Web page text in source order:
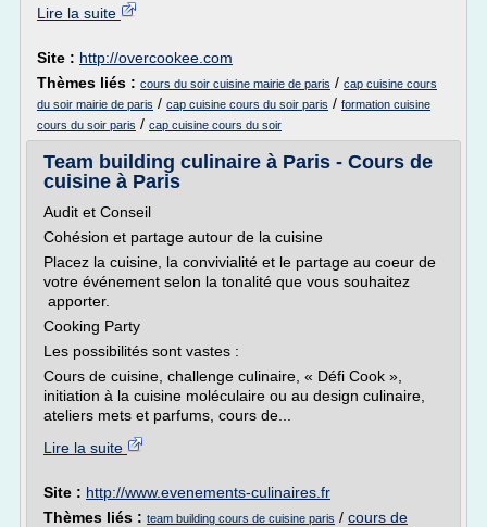
Lire la suite
Site : http://overcookee.com
Thèmes liés : cours du soir cuisine mairie de paris / cap cuisine cours
du soir mairie de paris / cap cuisine cours du soir paris / formation cuisine
cours du soir paris / cap cuisine cours du soir
Team building culinaire à Paris - Cours de
cuisine à Paris
Audit et Conseil
Cohésion et partage autour de la cuisine
Placez la cuisine, la convivialité et le partage au coeur de
votre événement selon la tonalité que vous souhaitez
apporter.
Cooking Party
Les possibilités sont vastes :
Cours de cuisine, challenge culinaire, « Défi Cook »,
initiation à la cuisine moléculaire ou au design culinaire,
ateliers mets et parfums, cours de...
Lire la suite
Site : http://www.evenements-culinaires.fr
Thèmes liés : team building cours de cuisine paris / cours de